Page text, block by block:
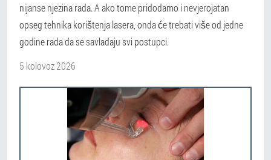
nijanse njezina rada. A ako tome pridodamo i nevjerojatan
opseg tehnika korištenja lasera, onda će trebati više od jedne
godine rada da se savladaju svi postupci.
5 kolovoz 2026